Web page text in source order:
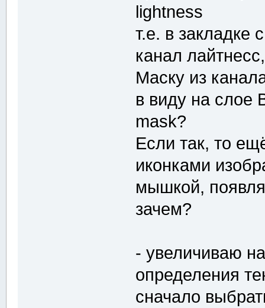
lightness
т.е. в закладке
канал
Маску из
в виду на слое
mask?
Если так, то
иконками
мышкой,
зачем?
- увеличиваю
определения
сначало